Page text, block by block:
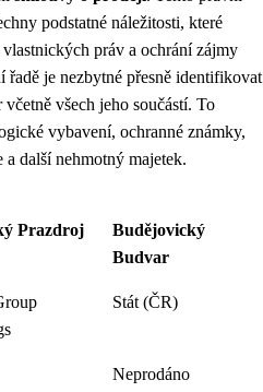
podstatné náležitosti, které
práv a ochrání zájmy
je nezbytné přesně identifikovat
všech jeho součástí. To
vybavení, ochranné známky,
další nehmotný majetek.
Prazdroj
Budějovický
Budvar
Stát (ČR)
Neprodáno